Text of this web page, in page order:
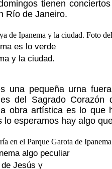
tienen
Río de Janeiro.
es lo verde
y la ciudad.
una pequeña urna
del Sagrado Corazón
obra artística es lo que
esperamos hay algo
algo peculiar
Jesús y